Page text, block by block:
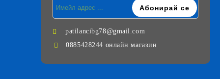
patilancibg78@gmail.com
0885428244 онлайн магазин